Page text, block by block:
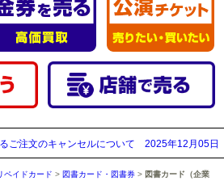
文のキャンセルについて 2025年12月05日 【
ペイドカード > 図書カード・図書券 > 図書カード（企業